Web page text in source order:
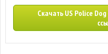
Скачать US Police